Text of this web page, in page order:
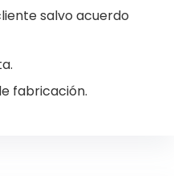
salvo acuerdo
fabricación.